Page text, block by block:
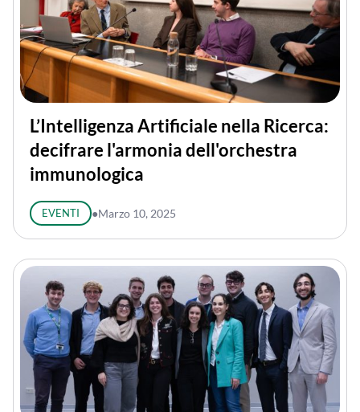
L’Intelligenza Artificiale nella Ricerca:
decifrare l'armonia dell'orchestra
immunologica
EVENTI ●Marzo 10, 2025